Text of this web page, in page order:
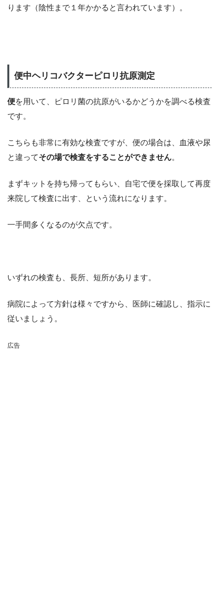
ります（陰性まで１年かかると言われています）。
便中ヘリコバクターピロリ抗原測定
便を用いて、ピロリ菌の抗原がいるかどうかを調べる検査
です。
こちらも非常に有効な検査ですが、便の場合は、血液や尿
と違ってその場で検査をすることができません。
まずキットを持ち帰ってもらい、自宅で便を採取して再度
来院して検査に出す、という流れになります。
一手間多くなるのが欠点です。
いずれの検査も、長所、短所があります。
病院によって方針は様々ですから、医師に確認し、指示に
従いましょう。
広告